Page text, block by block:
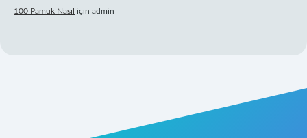
100 Pamuk Nasıl için admin